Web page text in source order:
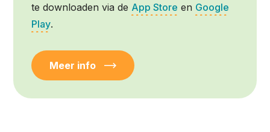
te downloaden via de App Store en Google
Play.
Meer info